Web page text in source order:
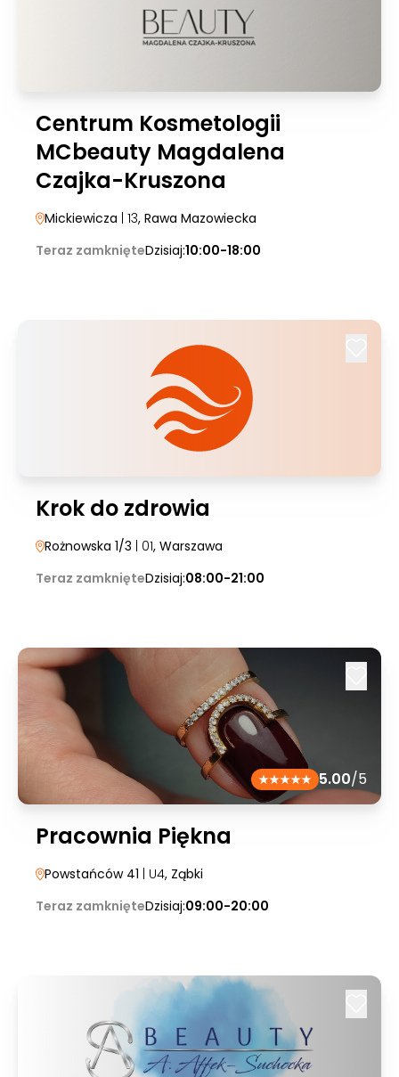
Centrum Kosmetologii
MCbeauty Magdalena
Czajka-Kruszona
Mickiewicza | 13, Rawa Mazowiecka
Teraz zamknięteDzisiaj:10:00-18:00
Krok do zdrowia
Rożnowska 1/3 | 01, Warszawa
Teraz zamknięteDzisiaj:08:00-21:00
5.00/5
Pracownia Piękna
Powstańców 41 | U4, Ząbki
Teraz zamknięteDzisiaj:09:00-20:00